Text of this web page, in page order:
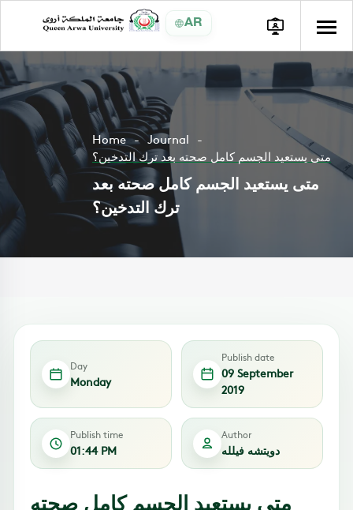
AR
Home
Journal
متى يستعيد الجسم كامل صحته بعد ترك التدخين؟
متى يستعيد الجسم كامل صحته بعد
ترك التدخين؟
Day
Monday
Publish date
09 September
2019
Publish time
01:44 PM
Author
دويتشه فيلله
متى يستعيد الجسم كامل صحته